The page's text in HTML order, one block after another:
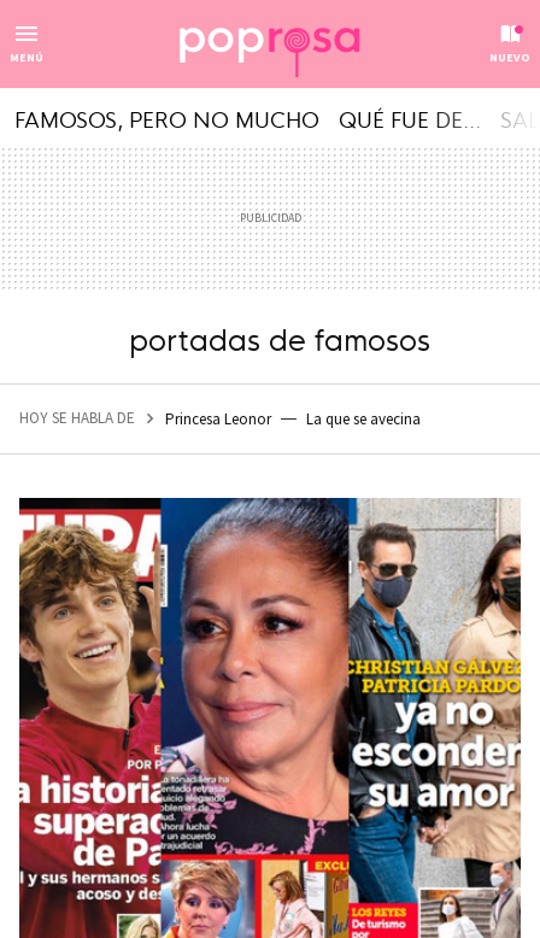
MENÚ NUEVO
FAMOSOS, PERO NO MUCHO QUÉ FUE DE...
portadas de famosos
HOY SE HABLA DE Princesa Leonor La que se avecina